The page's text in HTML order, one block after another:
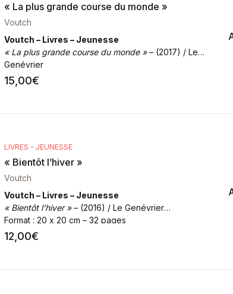
« La plus grande course du monde »
Voutch
Voutch – Livres – Jeunesse
« La plus grande course du monde »– (2017) / Le
Genévrier
Format: 28 x 24 cm – 40 pages
15,00€
LIVRES - JEUNESSE
« Bientôt l’hiver »
Voutch
Voutch – Livres – Jeunesse
« Bientôt l’hiver »– (2016) / Le Genévrier
Format: 20 x 20 cm – 32 pages
12,00€